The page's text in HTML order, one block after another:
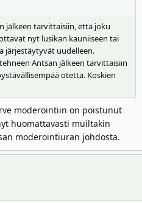
jälkeen tarvittaisiin, että joku
nyt lusikan kauniiseen tai
järjestäytyvät uudelleen.
Antsan jälkeen tarvittaisiin
otetta. Koskien
moderointiin on poistunut
huomattavasti muiltakin
moderointiuran johdosta.